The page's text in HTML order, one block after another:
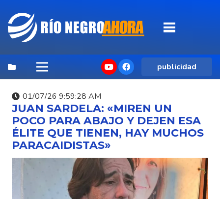
publicidad
01/07/26 9:59:28 AM
JUAN SARDELA: «MIREN UN
POCO PARA ABAJO Y DEJEN ESA
ÉLITE QUE TIENEN, HAY MUCHOS
PARACAIDISTAS»